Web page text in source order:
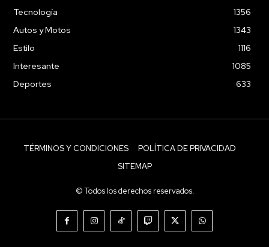
Tecnología
1356
Autos y Motos
1343
Estilo
1116
Interesante
1085
Deportes
633
TÉRMINOS Y CONDICIONES
POLÍTICA DE PRIVACIDAD
SITEMAP
© Todos los derechos reservados.